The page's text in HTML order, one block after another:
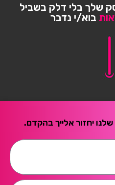
שלך בלי דלק בשביל
בוא/י נדבר
יחזור אלייך בהקדם.